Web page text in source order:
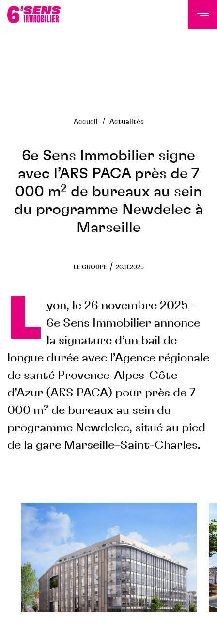
NOS PROGRAMMES
Tertiaire
Résidentiel
Programmes livrés
FONDS DE DOTATION
Accueil Actualités
6e Sens Immobilier signe
avec l’ARS PACA près de 7
000 m² de bureaux au sein
du programme Newdelec à
Marseille
LE GROUPE / 26.11.2025
L yon, le 26 novembre 2025 –
6e Sens Immobilier annonce
la signature d’un bail de
longue durée avec l’Agence régionale
de santé Provence-Alpes-Côte
d’Azur (ARS PACA) pour près de 7
000 m² de bureaux au sein du
programme Newdelec, situé au pied
de la gare Marseille–Saint-Charles.